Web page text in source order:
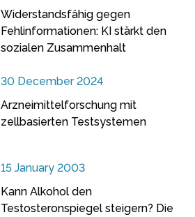
Widerstandsfähig gegen
Fehlinformationen: KI stärkt den
sozialen Zusammenhalt
30 December 2024
Arzneimittelforschung mit
zellbasierten Testsystemen
15 January 2003
Kann Alkohol den
Testosteronspiegel steigern? Die